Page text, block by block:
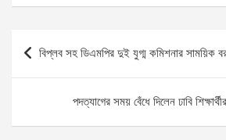
ce
o
se
n
g
er
at
s
A
p
p
ar
e
Post
navigation
বিপ্লব সহ ডিএমপির দুই যুগ্ম কমিশনার সাময়িক
পদত্যাগের সময় বেঁধে দিলেন ঢাবি